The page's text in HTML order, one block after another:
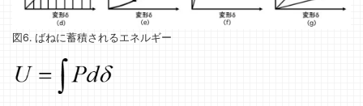
図6. ばねに蓄積されるエネルギー